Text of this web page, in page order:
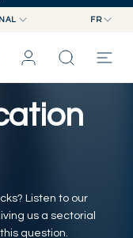
FR
FR
DE
Listen to our
us a sectorial
question.